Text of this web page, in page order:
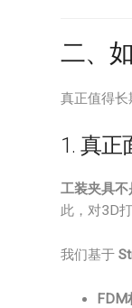
二、
真正值得长
1. 真
工装夹具
此，对3D
我们基于
FDM